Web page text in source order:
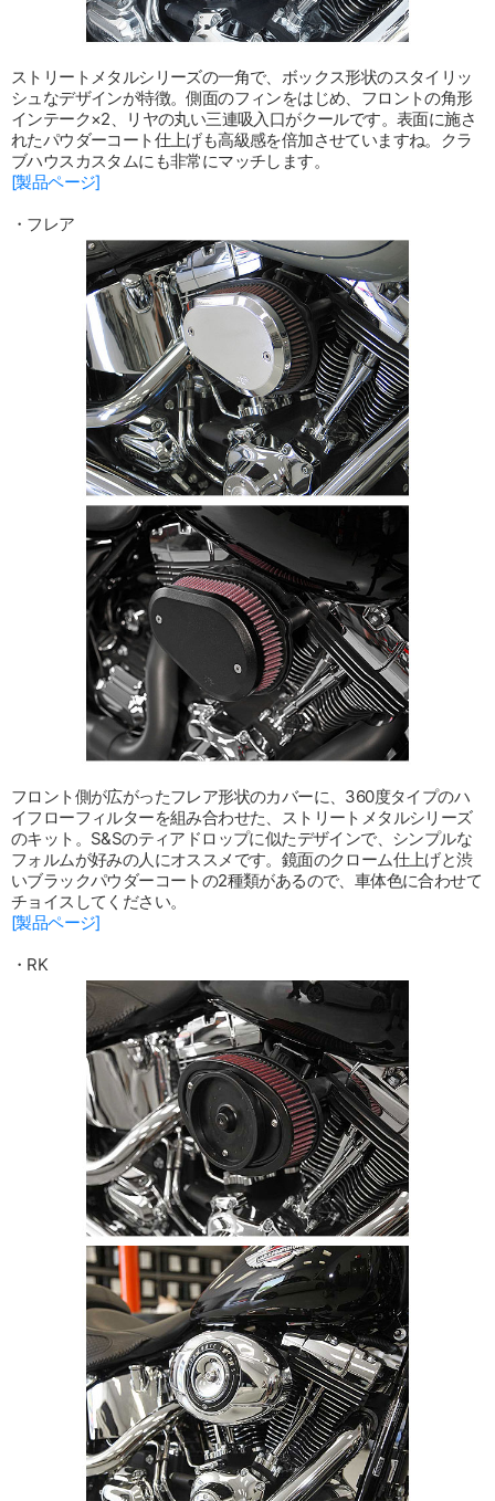
ストリートメタルシリーズの一角で、ボックス形状のスタイリッ
シュなデザインが特徴。側面のフィンをはじめ、フロントの角形
インテーク×2、リヤの丸い三連吸入口がクールです。表面に施さ
れたパウダーコート仕上げも高級感を倍加させていますね。クラ
ブハウスカスタムにも非常にマッチします。
[製品ページ]
・フレア
フロント側が広がったフレア形状のカバーに、360度タイプのハ
イフローフィルターを組み合わせた、ストリートメタルシリーズ
のキット。S&Sのティアドロップに似たデザインで、シンプルな
フォルムが好みの人にオススメです。鏡面のクローム仕上げと渋
いブラックパウダーコートの2種類があるので、車体色に合わせて
チョイスしてください。
[製品ページ]
・RK